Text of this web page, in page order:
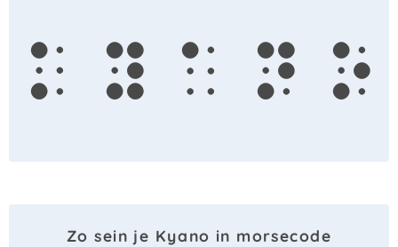
k y a n o
Zo sein je Kyano in morsecode